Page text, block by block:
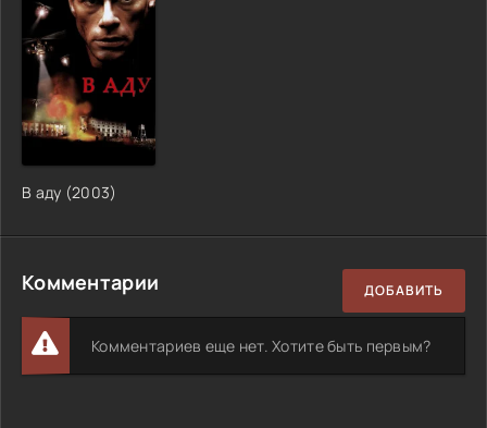
В аду (2003)
Комментарии ДОБАВИТЬ
Комментариев еще нет. Хотите быть первым?